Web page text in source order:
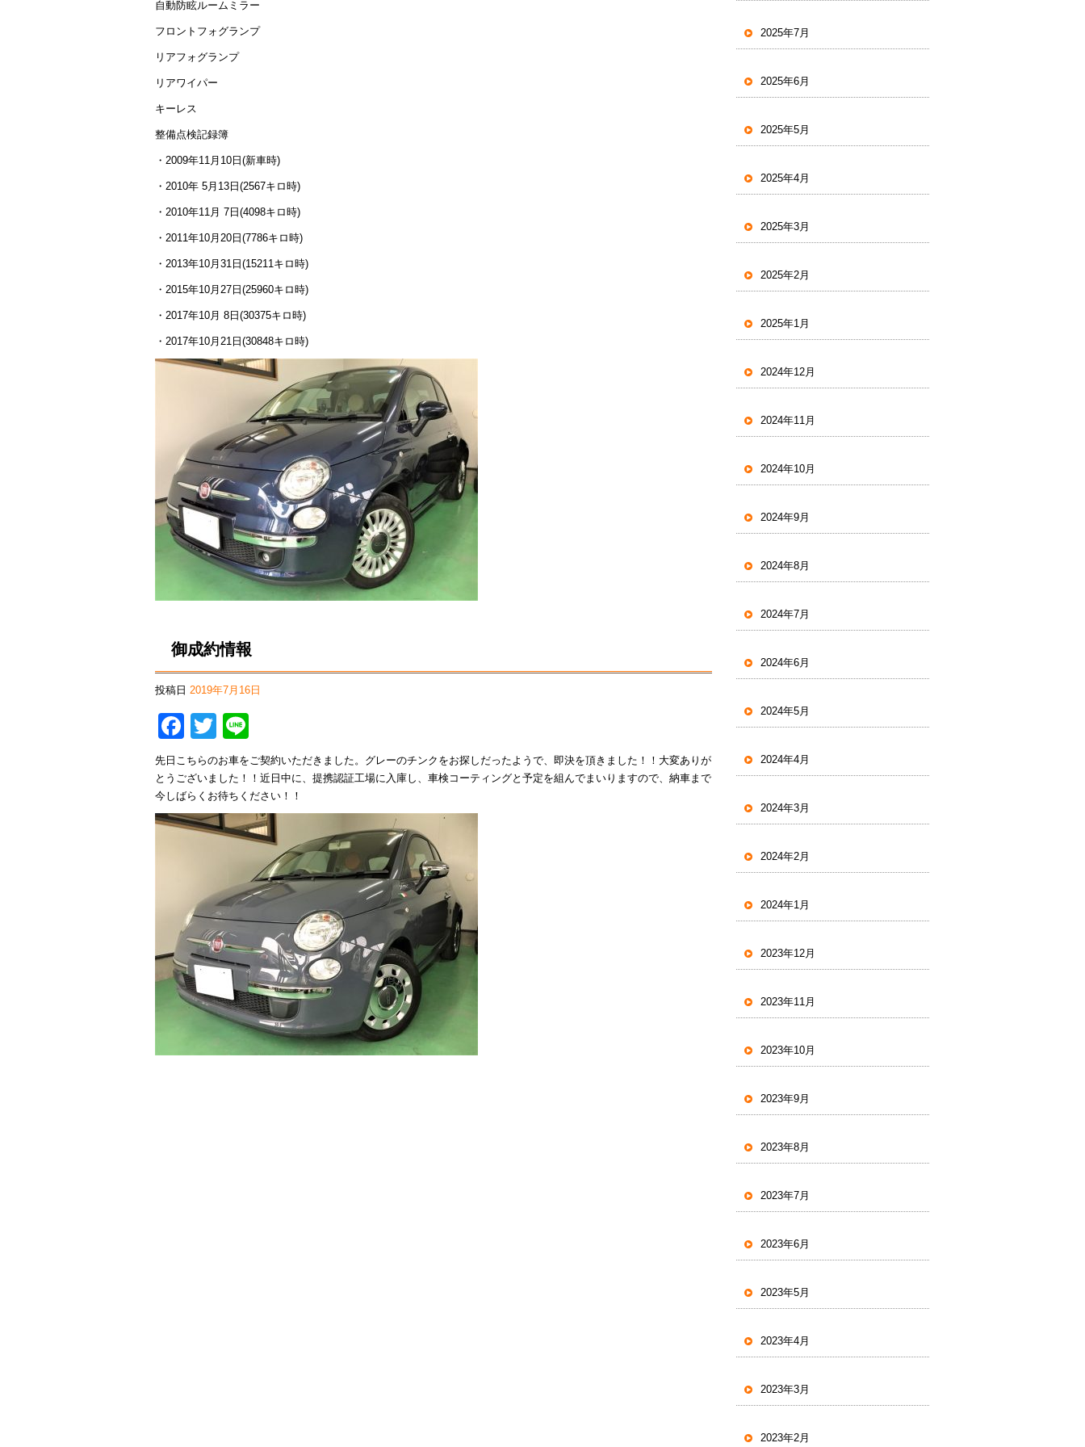
自動防眩ルームミラー
フロントフォグランプ
リアフォグランプ
リアワイパー
キーレス
整備点検記録簿
・2009年11月10日(新車時)
・2010年 5月13日(2567キロ時)
・2010年11月 7日(4098キロ時)
・2011年10月20日(7786キロ時)
・2013年10月31日(15211キロ時)
・2015年10月27日(25960キロ時)
・2017年10月 8日(30375キロ時)
・2017年10月21日(30848キロ時)
御成約情報
投稿日 2019年7月16日
Facebook
Twitter
先日こちらのお車をご契約いただきました。グレーのチンクをお探しだったようで、即決を頂きました！！大変ありが
とうございました！！近日中に、提携認証工場に入庫し、車検コーティングと予定を組んでまいりますので、納車まで
今しばらくお待ちください！！
2025年7月
2025年6月
2025年5月
2025年4月
2025年3月
2025年2月
2025年1月
2024年12月
2024年11月
2024年10月
2024年9月
2024年8月
2024年7月
2024年6月
2024年5月
2024年4月
2024年3月
2024年2月
2024年1月
2023年12月
2023年11月
2023年10月
2023年9月
2023年8月
2023年7月
2023年6月
2023年5月
2023年4月
2023年3月
2023年2月